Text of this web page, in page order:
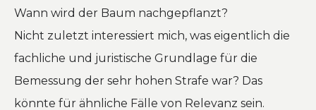
Wann wird der Baum nachgepflanzt?
Nicht zuletzt interessiert mich, was eigentlich die
fachliche und juristische Grundlage für die
Bemessung der sehr hohen Strafe war? Das
könnte für ähnliche Fälle von Relevanz sein.